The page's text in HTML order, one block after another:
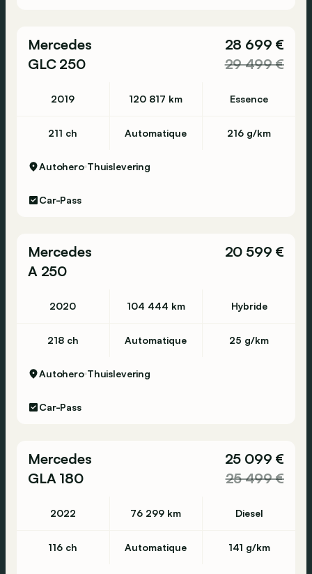
Mercedes
GLC 250
28 699 €
29 499 €
2019 120 817 km Essence
211 ch Automatique 216 g/km
Autohero Thuislevering
Car-Pass
Mercedes
A 250
20 599 €
2020 104 444 km Hybride
218 ch Automatique 25 g/km
Autohero Thuislevering
Car-Pass
Mercedes
GLA 180
25 099 €
25 499 €
2022 76 299 km Diesel
116 ch Automatique 141 g/km